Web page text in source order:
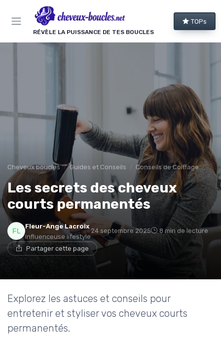
RÉVÈLE LA PUISSANCE DE TES BOUCLES
TOPs
Cheveux boucles Guides et Conseils Conseils de Coiffage
Les secrets des cheveux
courts permanentés
Fleur-Ange Lacroix
Influenceuse lifestyle
24 septembre 2025 8 min de lecture
Partager cette page
Explorez les astuces et conseils pour
entretenir et styliser vos cheveux courts
permanentés.
Panneau de gestion des cookies